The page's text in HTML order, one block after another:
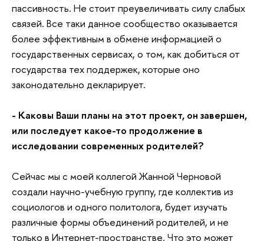
пассивность. Не стоит преувеличивать силу слабых
связей. Все таки данное сообщество оказывается
более эффективным в обмене информацией о
государственных сервисах, о том, как добиться от
государства тех поддержек, которые оно
законодательно декларирует.
- Каковы Ваши планы на этот проект, он завершен,
или последует какое-то продолжение в
исследовании современных родителей?
Сейчас мы с моей коллегой Жанной Черновой
создали научно-учебную группу, где коллектив из
социологов и одного политолога, будет изучать
различные формы объединений родителей, и не
только в Интернет-пространстве. Что это может